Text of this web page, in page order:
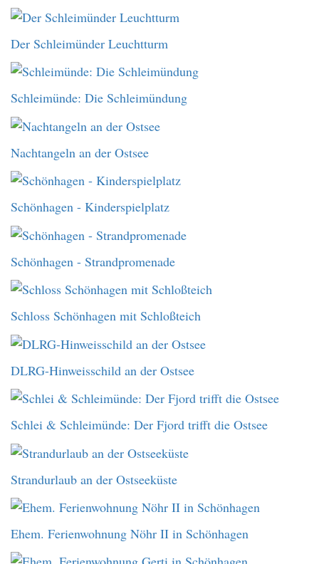
Der Schleimünder Leuchtturm
Schleimünde: Die Schleimündung
Nachtangeln an der Ostsee
Schönhagen - Kinderspielplatz
Schönhagen - Strandpromenade
Schloss Schönhagen mit Schloßteich
DLRG-Hinweisschild an der Ostsee
Schlei & Schleimünde: Der Fjord trifft die Ostsee
Strandurlaub an der Ostseeküste
Ehem. Ferienwohnung Nöhr II in Schönhagen